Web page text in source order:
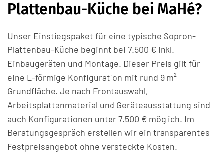
Plattenbau-Küche bei MaHé?
Unser Einstiegspaket für eine typische Sopron-
Plattenbau-Küche beginnt bei 7.500 € inkl.
Einbaugeräten und Montage. Dieser Preis gilt für
eine L-förmige Konfiguration mit rund 9 m²
Grundfläche. Je nach Frontauswahl,
Arbeitsplattenmaterial und Geräteausstattung sind
auch Konfigurationen unter 7.500 € möglich. Im
Beratungsgespräch erstellen wir ein transparentes
Festpreisangebot ohne versteckte Kosten.